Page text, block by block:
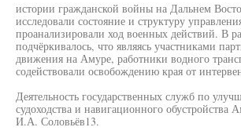
истории гражданской войны на Дальнем
исследовали состояние и структуру
проанализировали ход военных действий. В
подчёркивалось, что являясь участниками
движения на Амуре, работники водного
содействовали освобождению края от
Деятельность государственных служб по
судоходства и навигационного обустройства
И.А. Соловьёв13.